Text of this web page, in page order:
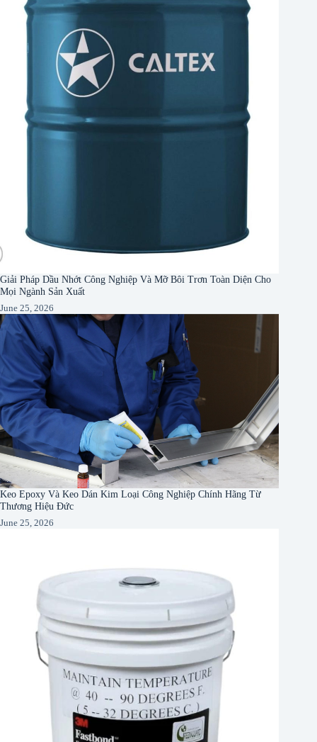
Giải Pháp Dầu Nhớt Công Nghiệp Và Mỡ Bôi Trơn Toàn Diện Cho
Mọi Ngành Sản Xuất
June 25, 2026
Keo Epoxy Và Keo Dán Kim Loại Công Nghiệp Chính Hãng Từ
Thương Hiệu Đức
June 25, 2026